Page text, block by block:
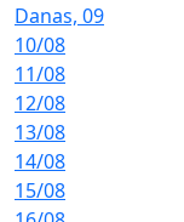
Danas, 09
10/08
11/08
12/08
13/08
14/08
15/08